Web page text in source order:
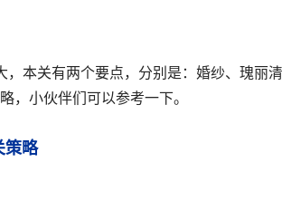
本关有两个要点，分别是：婚纱、瑰丽
，小伙伴们可以参考一下。
策略